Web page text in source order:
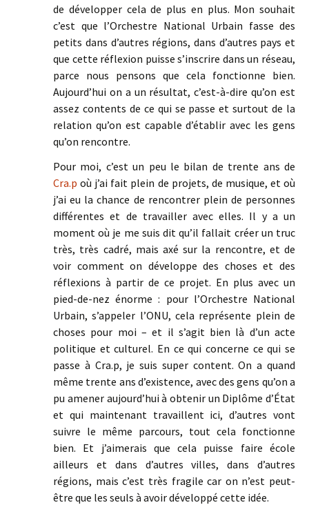
de développer cela de plus en plus. Mon souhait
c’est que l’Orchestre National Urbain fasse des
petits dans d’autres régions, dans d’autres pays et
que cette réflexion puisse s’inscrire dans un réseau,
parce nous pensons que cela fonctionne bien.
Aujourd’hui on a un résultat, c’est-à-dire qu’on est
assez contents de ce qui se passe et surtout de la
relation qu’on est capable d’établir avec les gens
qu’on rencontre.
Pour moi, c’est un peu le bilan de trente ans de
Cra.p où j’ai fait plein de projets, de musique, et où
j’ai eu la chance de rencontrer plein de personnes
différentes et de travailler avec elles. Il y a un
moment où je me suis dit qu’il fallait créer un truc
très, très cadré, mais axé sur la rencontre, et de
voir comment on développe des choses et des
réflexions à partir de ce projet. En plus avec un
pied-de-nez énorme : pour l’Orchestre National
Urbain, s’appeler l’ONU, cela représente plein de
choses pour moi – et il s’agit bien là d’un acte
politique et culturel. En ce qui concerne ce qui se
passe à Cra.p, je suis super content. On a quand
même trente ans d’existence, avec des gens qu’on a
pu amener aujourd’hui à obtenir un Diplôme d’État
et qui maintenant travaillent ici, d’autres vont
suivre le même parcours, tout cela fonctionne
bien. Et j’aimerais que cela puisse faire école
ailleurs et dans d’autres villes, dans d’autres
régions, mais c’est très fragile car on n’est peut-
être que les seuls à avoir développé cette idée.